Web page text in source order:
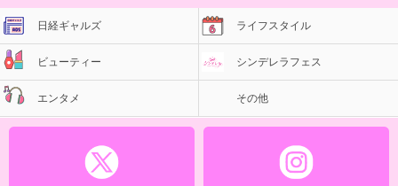
日経ギャルズ ライフスタイル
ビューティー シンデレラフェス
エンタメ その他